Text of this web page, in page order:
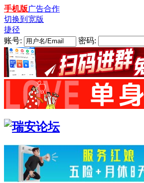
手机版广告合作
切换到宽版
捷径
账号:
密码: